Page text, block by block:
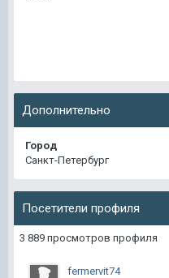
Дополнительно
Город
Санкт-Петербург
Посетители профиля
3 889 просмотров профиля
fermervit74